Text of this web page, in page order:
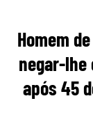
Homem
negar-lhe
após 45